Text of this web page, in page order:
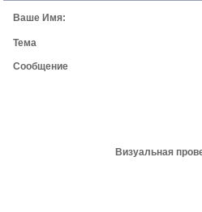
Ваше Имя:
Тема
Сообщение
Визуальная